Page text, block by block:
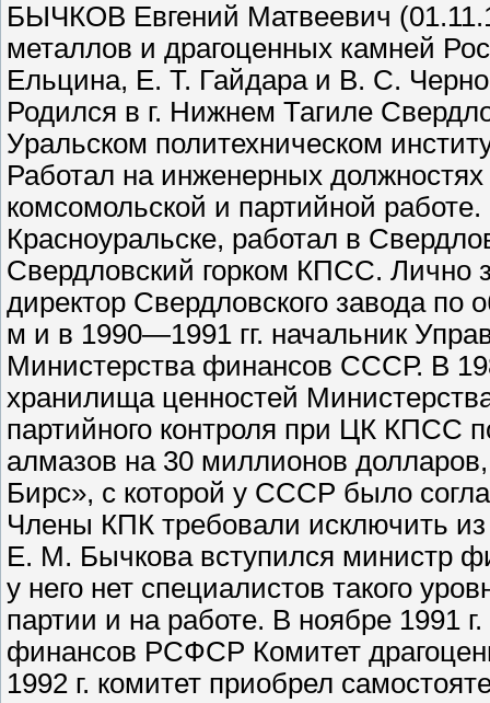
БЫЧКОВ Евгений Матвеевич
металлов и драгоценных камней
Ельцина, Е. Т. Гайдара и В. С.
Родился в г. Нижнем Тагиле
Уральском политехническом
Работал на инженерных
комсомольской и партийной
Красноуральске, работал в
Свердловский горком КПСС. Лично
директор Свердловского завода
м и в 1990—1991 гг. начальник
Министерства финансов СССР. В
хранилища ценностей
партийного контроля при ЦК КПСС
алмазов на 30 миллионов
Бирс», с которой у СССР было
Члены КПК требовали исключить из
Е. М. Бычкова вступился министр
у него нет специалистов такого
партии и на работе. В ноябре 1991
финансов РСФСР Комитет
1992 г. комитет приобрел